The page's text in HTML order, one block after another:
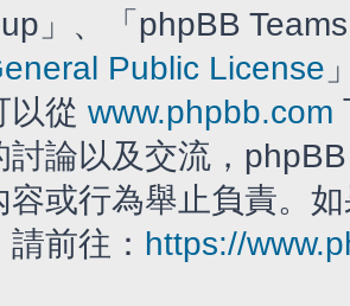
」、「phpBB
Public License
以從 www.phpbb.com
討論以及交流，
容或行為舉止負責。
前往： https://